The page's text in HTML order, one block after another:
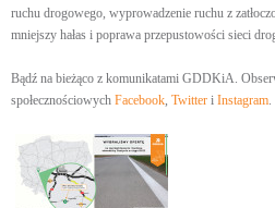
ruchu drogowego, wyprowadzenie ruchu z
mniejszy hałas i poprawa przepustowości sieci
Bądź na bieżąco z komunikatami GDDKiA.
społecznościowych Facebook, Twitter i Instagram.